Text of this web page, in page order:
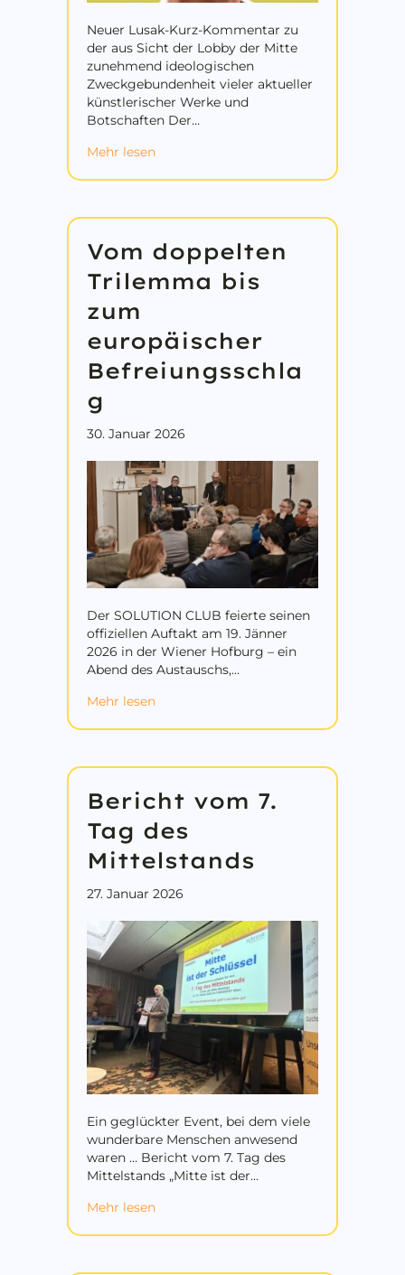
Neuer Lusak-Kurz-Kommentar zu
der aus Sicht der Lobby der Mitte
zunehmend ideologischen
Zweckgebundenheit vieler aktueller
künstlerischer Werke und
Botschaften Der…
Mehr lesenabout Über die Instrumentierung der
Vom doppelten
Trilemma bis
zum
europäischer
Befreiungsschla
g
30. Januar 2026
Der SOLUTION CLUB feierte seinen
offiziellen Auftakt am 19. Jänner
2026 in der Wiener Hofburg – ein
Abend des Austauschs,…
Mehr lesenabout Vom doppelten Trilemma bis
Bericht vom 7.
Tag des
Mittelstands
27. Januar 2026
Ein geglückter Event, bei dem viele
wunderbare Menschen anwesend
waren … Bericht vom 7. Tag des
Mittelstands „Mitte ist der…
Mehr lesenabout Bericht vom 7. Tag des